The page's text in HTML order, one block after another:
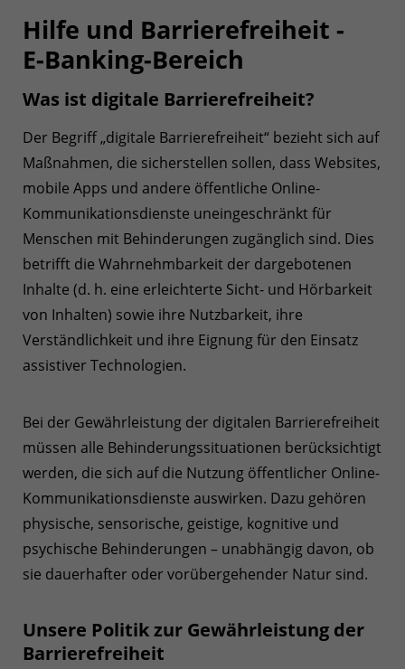
Hilfe und Barrierefreiheit -
E-Banking-Bereich
Was ist digitale Barrierefreiheit?
Der Begriff „digitale Barrierefreiheit“ bezieht sich auf
Maßnahmen, die sicherstellen sollen, dass Websites,
mobile Apps und andere öffentliche Online-
Kommunikationsdienste uneingeschränkt für
Menschen mit Behinderungen zugänglich sind. Dies
betrifft die Wahrnehmbarkeit der dargebotenen
Inhalte (d. h. eine erleichterte Sicht- und Hörbarkeit
von Inhalten) sowie ihre Nutzbarkeit, ihre
Verständlichkeit und ihre Eignung für den Einsatz
assistiver Technologien.
Bei der Gewährleistung der digitalen Barrierefreiheit
müssen alle Behinderungssituationen berücksichtigt
werden, die sich auf die Nutzung öffentlicher Online-
Kommunikationsdienste auswirken. Dazu gehören
physische, sensorische, geistige, kognitive und
psychische Behinderungen – unabhängig davon, ob
sie dauerhafter oder vorübergehender Natur sind.
Unsere Politik zur Gewährleistung der
Barrierefreiheit